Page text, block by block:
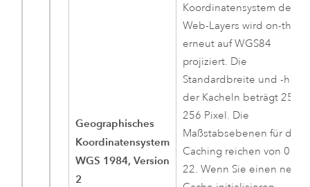
Geographisches
Koordinatensystem
WGS 1984, Version
2
Koordinatensystem des
Web-Layers wird on-the-
erneut auf WGS84
projiziert. Die
Standardbreite und -höhe
der Kacheln beträgt 256 x
256 Pixel. Die
Maßstabsebenen für das
Caching reichen von 0 bis
22. Wenn Sie einen